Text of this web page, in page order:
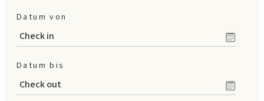
Datum von
Datum bis